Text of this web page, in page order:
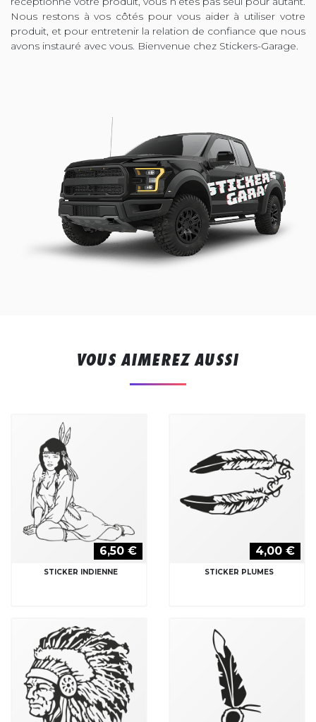
Nous restons à vos côtés pour vous aider à utiliser votre
produit, et pour entretenir la relation de confiance que nous
avons instauré avec vous. Bienvenue chez Stickers-Garage.
VOUS AIMEREZ AUSSI
6,50 €
STICKER INDIENNE
4,00 €
STICKER PLUMES